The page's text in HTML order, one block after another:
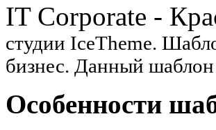
IT Corporate -
студии IceTheme.
бизнес. Данный
Особенности